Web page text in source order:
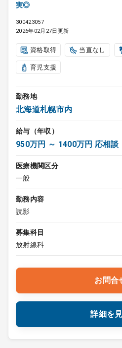
実◎
300423057
2026年02月27日更新
資格取得 当直なし
育児支援
勤務地
北海道札幌市内
給与（年収）
950万円 ～ 1400万円 応相談
医療機関区分
一般
勤務内容
読影
募集科目
放射線科
お問合
詳細を